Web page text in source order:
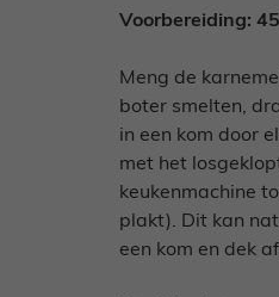
Voorbereiding:
Meng de
boter smelten,
in een kom door
met het
keukenmachine
plakt). Dit kan
een kom en dek